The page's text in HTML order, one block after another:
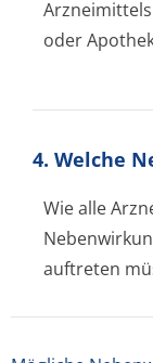
oder
4. Welche
Wie alle
auftreten